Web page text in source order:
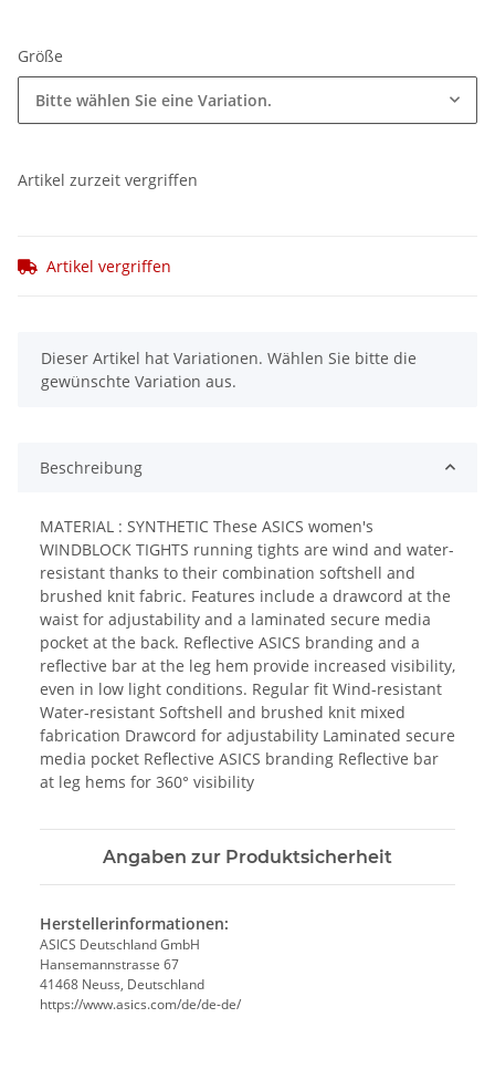
Größe
Bitte wählen Sie eine Variation.
Artikel zurzeit vergriffen
Artikel vergriffen
x
Dieser Artikel hat Variationen. Wählen Sie bitte die
gewünschte Variation aus.
Beschreibung
MATERIAL : SYNTHETIC These ASICS women's
WINDBLOCK TIGHTS running tights are wind and water-
resistant thanks to their combination softshell and
brushed knit fabric. Features include a drawcord at the
waist for adjustability and a laminated secure media
pocket at the back. Reflective ASICS branding and a
reflective bar at the leg hem provide increased visibility,
even in low light conditions. Regular fit Wind-resistant
Water-resistant Softshell and brushed knit mixed
fabrication Drawcord for adjustability Laminated secure
media pocket Reflective ASICS branding Reflective bar
at leg hems for 360° visibility
Angaben zur Produktsicherheit
Herstellerinformationen:
ASICS Deutschland GmbH
Hansemannstrasse 67
41468 Neuss, Deutschland
https://www.asics.com/de/de-de/